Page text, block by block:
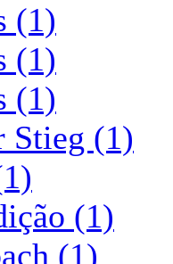
(1)
(1)
(1)
Stieg (1)
(1)
(1)